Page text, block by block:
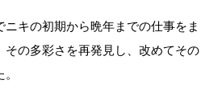
ニキの初期から晩年までの仕事をま
その多彩さを再発見し、改めてその